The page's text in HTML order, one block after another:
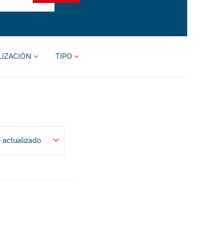
TIPO
actualizado